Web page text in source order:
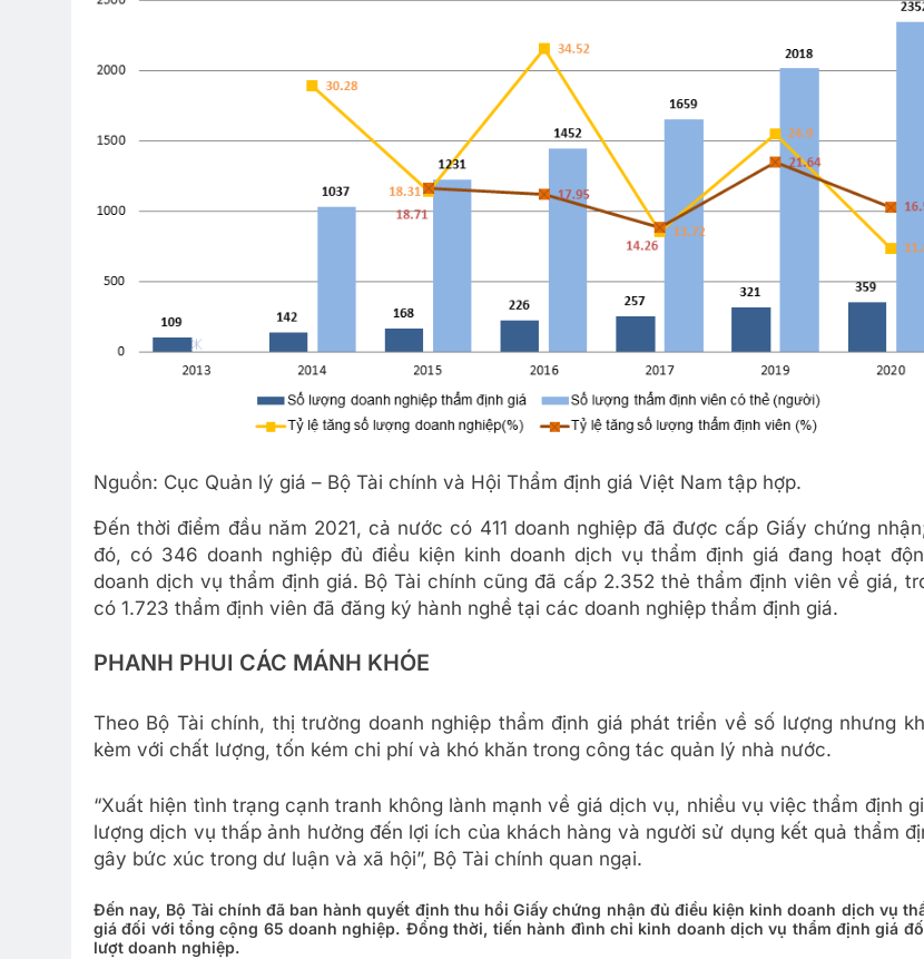
Nguồn: Cục Quản lý giá – Bộ Tài chính và Hội Thẩm định giá Việt Nam tập hợp.
Đến thời điểm đầu năm 2021, cả nước có 411 doanh nghiệp đã được cấp Giấy chứng
đó, có 346 doanh nghiệp đủ điều kiện kinh doanh dịch vụ thẩm định giá đang hoạt
doanh dịch vụ thẩm định giá. Bộ Tài chính cũng đã cấp 2.352 thẻ thẩm định viên về giá,
có 1.723 thẩm định viên đã đăng ký hành nghề tại các doanh nghiệp thẩm định giá.
PHANH PHUI CÁC MÁNH KHÓE
Theo Bộ Tài chính, thị trường doanh nghiệp thẩm định giá phát triển về số lượng nhưng
kèm với chất lượng, tốn kém chi phí và khó khăn trong công tác quản lý nhà nước.
“Xuất hiện tình trạng cạnh tranh không lành mạnh về giá dịch vụ, nhiều vụ việc thẩm định
lượng dịch vụ thấp ảnh hưởng đến lợi ích của khách hàng và người sử dụng kết quả thẩm
gây bức xúc trong dư luận và xã hội”, Bộ Tài chính quan ngại.
Đến nay, Bộ Tài chính đã ban hành quyết định thu hồi Giấy chứng nhận đủ điều kiện kinh doanh dịch vụ
giá đối với tổng cộng 65 doanh nghiệp. Đồng thời, tiến hành đình chỉ kinh doanh dịch vụ thẩm định giá
lượt doanh nghiệp.